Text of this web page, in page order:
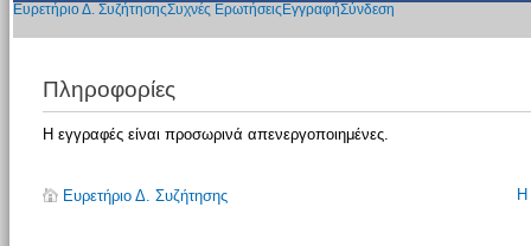
Ευρετήριο Δ. ΣυζήτησηςΣυχνές Ερωτήσεις ΕγγραφήΣύνδεση
Πληροφορίες
Η εγγραφές είναι προσωρινά απενεργοποιημένες.
Ευρετήριο Δ. Συζήτησης Η